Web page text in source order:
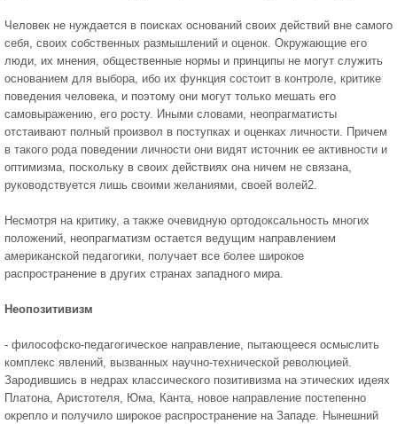
Человек не нуждается в поисках оснований своих действий вне самого
себя, своих собственных размышлений и оценок. Окружающие его
люди, их мнения, общественные нормы и принципы не могут служить
основанием для выбора, ибо их функция состоит в контроле, критике
поведения человека, и поэтому они могут только мешать его
самовыражению, его росту. Иными словами, неопрагматисты
отстаивают полный произвол в поступках и оценках личности. Причем
в такого рода поведении личности они видят источник ее активности и
оптимизма, поскольку в своих действиях она ничем не связана,
руководствуется лишь своими желаниями, своей волей2.
Несмотря на критику, а также очевидную ортодоксальность многих
положений, неопрагматизм остается ведущим направ­лением
американской педагогики, получает все более широкое
распространение в других странах западного мира.
Неопозитивизм
- философско-педагогическое направление, пытающееся осмыслить
комплекс явлений, вызванных научно-технической революцией.
Зародившись в недрах классического позитивизма на этических идеях
Платона, Аристотеля, Юма, Канта, новое направление постепенно
окрепло и получило ши­рокое распространение на Западе. Нынешний